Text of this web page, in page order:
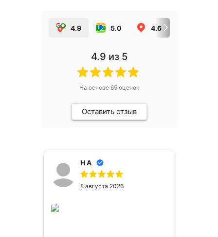
4.9 5.0 4.6
4.9 из 5
На основе 65оценок
Оставить отзыв
Н А
8 августа 2026